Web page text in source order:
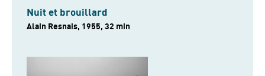
Nuit et brouillard
Alain Resnais, 1955, 32 min